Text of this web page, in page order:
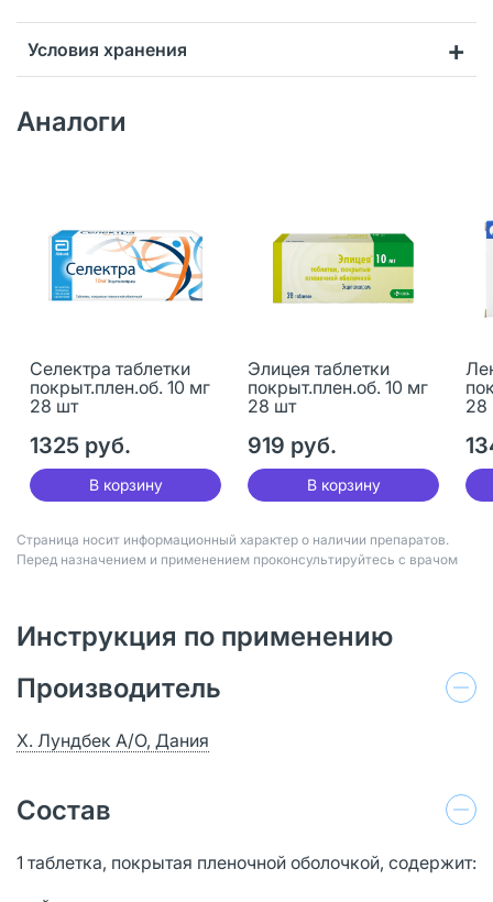
Условия хранения
Аналоги
Селектра таблетки
покрыт.плен.об. 10 мг
28 шт
1325 руб.
В корзину
Элицея таблетки
покрыт.плен.об. 10 мг
28 шт
919 руб.
В корзину
28
Страница носит информационный характер о наличии препаратов.
Перед назначением и применением проконсультируйтесь с врачом
Инструкция по применению
Производитель
Х. Лундбек А/О, Дания
Состав
1 таблетка, покрытая пленочной оболочкой, содержит: